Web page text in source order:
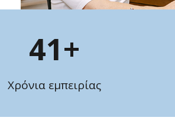
Χρόνια εμπειρίας
41+